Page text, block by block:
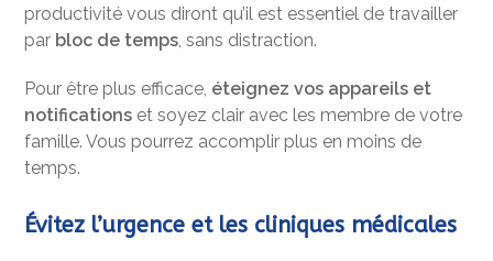
productivité vous diront qu’il est essentiel de travailler
par bloc de temps, sans distraction.
Pour être plus efficace, éteignez vos appareils et
notifications et soyez clair avec les membre de votre
famille. Vous pourrez accomplir plus en moins de
temps.
Évitez l’urgence et les cliniques médicales